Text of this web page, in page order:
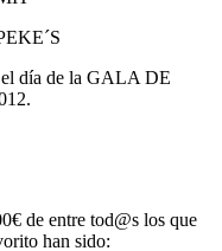
el día de la GALA DE
de entre tod@s los que
han sido: